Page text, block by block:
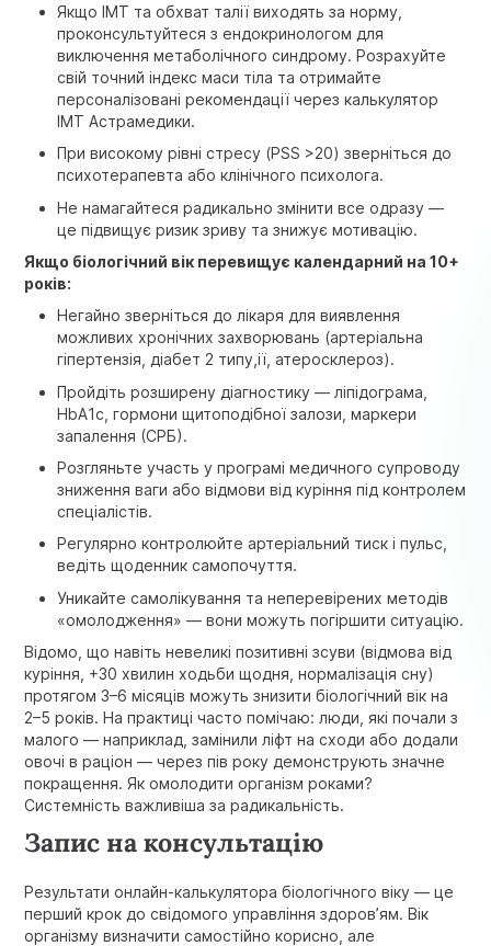
Якщо ІМТ та обхват талії виходять за норму,
проконсультуйтеся з ендокринологом для
виключення метаболічного синдрому. Розрахуйте
свій точний індекс маси тіла та отримайте
персоналізовані рекомендації черезкалькулятор
ІМТ Астрамедики.
При високому рівні стресу (PSS >20) зверніться до
психотерапевта або клінічного психолога.
Не намагайтеся радикально змінити все одразу —
це підвищує ризик зриву та знижує мотивацію.
Якщо біологічний вік перевищує календарний на 10+
років:
Негайно зверніться до лікаря для виявлення
можливих хронічних захворювань (артеріальна
гіпертензія, діабет 2 типу,ії, атеросклероз).
Пройдіть розширену діагностику — ліпідограма,
HbA1c, гормони щитоподібної залози, маркери
запалення (СРБ).
Розгляньте участь у програмі медичного супроводу
зниження ваги або відмови від куріння під контролем
спеціалістів.
Регулярно контролюйте артеріальний тиск і пульс,
ведіть щоденник самопочуття.
Уникайте самолікування та неперевірених методів
«омолодження» — вони можуть погіршити ситуацію.
Відомо, що навіть невеликі позитивні зсуви (відмова від
куріння, +30 хвилин ходьби щодня, нормалізація сну)
протягом 3–6 місяців можуть знизити біологічний вік на
2–5 років. На практиці часто помічаю: люди, які почали з
малого — наприклад, замінили ліфт на сходи або додали
овочі в раціон — через пів року демонструють значне
покращення. Як омолодити організм роками?
Системність важливіша за радикальність.
Запис на консультацію
Результати онлайн-калькулятора біологічного віку — це
перший крок до свідомого управління здоров’ям. Вік
організму визначити самостійно корисно, але